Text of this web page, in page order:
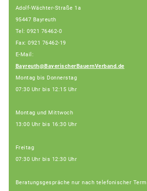
Adolf-Wächter-Straße 1a
95447 Bayreuth
Tel: 0921 76462-0
Fax: 0921 76462-19
E-Mail:
Bayreuth@BayerischerBauernVerband.de
Montag bis Donnerstag
07:30 Uhr bis 12:15 Uhr
Montag und Mittwoch
13:00 Uhr bis 16:30 Uhr
Freitag
07:30 Uhr bis 12:30 Uhr
Beratungsgespräche nur nach telefonischer